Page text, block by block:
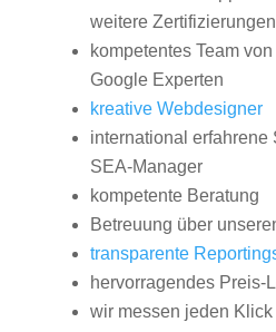
weitere Zertifizierungen
kompetentes Team
Google Experten
kreative Webdesigner
international erfahrene
SEA-Manager
kompetente Beratung
Betreuung über
transparente
hervorragendes Preis-
wir messen jeden